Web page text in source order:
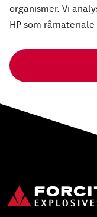
organismer. Vi
HP som